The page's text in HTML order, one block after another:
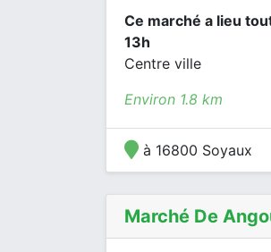
Ce marché a lieu
13h
Centre ville
Environ 1.8 km
à 16800 Soyaux
Marché De